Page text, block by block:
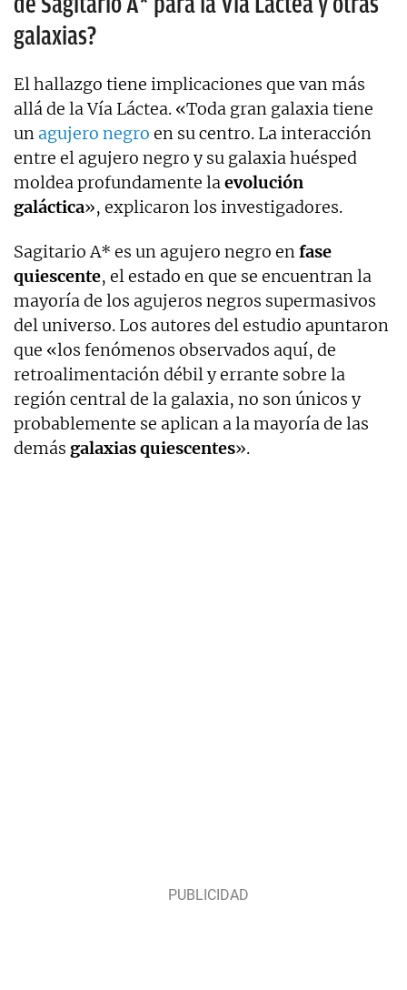
galaxias?
El hallazgo tiene implicaciones que van más
allá de la Vía Láctea. «Toda gran galaxia tiene
un agujero negro en su centro. La interacción
entre el agujero negro y su galaxia huésped
moldea profundamente laevolución
galáctica», explicaron los investigadores.
Sagitario A* es un agujero negro enfase
quiescente, el estado en que se encuentran la
mayoría de los agujeros negros supermasivos
del universo. Los autores del estudio apuntaron
que «los fenómenos observados aquí, de
retroalimentación débil y errante sobre la
región central de la galaxia, no son únicos y
probablemente se aplican a la mayoría de las
demás galaxias quiescentes».